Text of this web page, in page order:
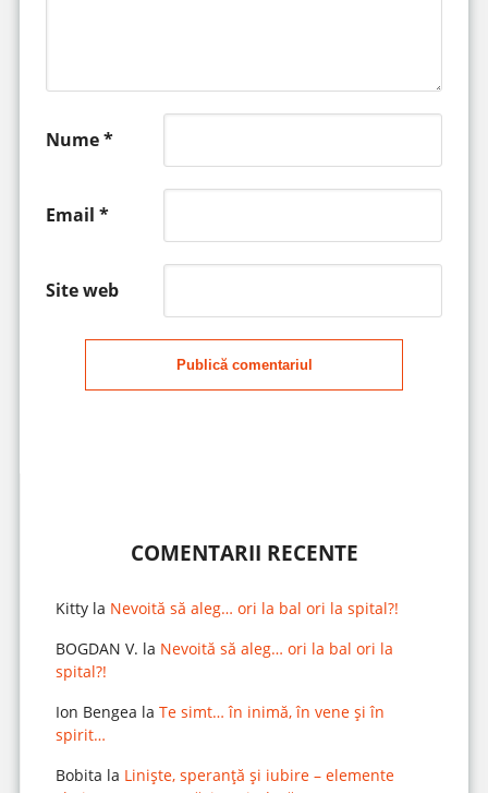
Nume*
Email *
Site web
Publică comentariul
COMENTARII RECENTE
Kittyla Nevoită să aleg… ori la bal ori la spital?!
BOGDAN V. la Nevoită să aleg… ori la bal ori la
spital?!
Ion Bengea la Te simt… în inimă, în vene și în
spirit…
Bobita la Liniște, speranță și iubire – elemente